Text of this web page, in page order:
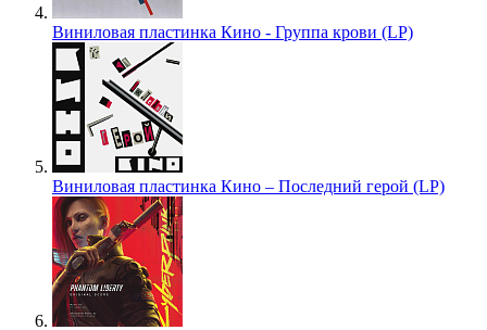
Виниловая пластинка Кино - Группа крови (LP)
Виниловая пластинка Кино – Последний герой (LP)